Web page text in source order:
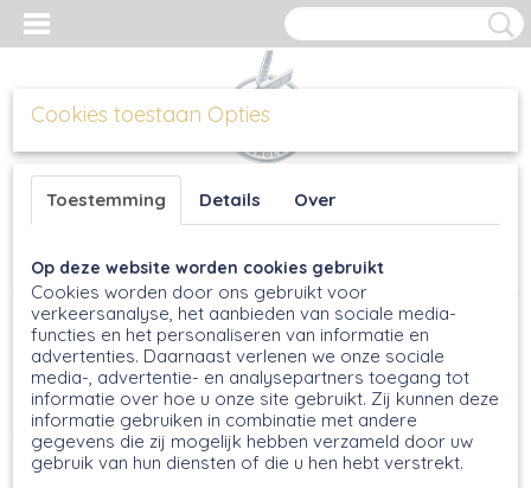
Inloggen Registreren
Home >Bakmixen
Bakmixen
Hier vind je een groot aantal verschillende bak mixen. Zoals
de lekkerste cakemixen die heel eenvoudig te bereiden zijn
en haast niet kunnen mislukken. Daarnaast hebben we de
basis voor bijvoorbeeld kruidkoek, appeltaart en
zanddeegmix voor het maken van sloffen of rondo’s.
Sorteer op:
Cookies toestaan Opties
Toestemming Details Over
Op deze website worden cookies gebruikt
Cookies worden door ons gebruikt voor
verkeersanalyse, het aanbieden van sociale media-
functies en het personaliseren van informatie en
advertenties. Daarnaast verlenen we onze sociale
media-, advertentie- en analysepartners toegang tot
informatie over hoe u onze site gebruikt. Zij kunnen deze
informatie gebruiken in combinatie met andere
gegevens die zij mogelijk hebben verzameld door uw
gebruik van hun diensten of die u hen hebt verstrekt.